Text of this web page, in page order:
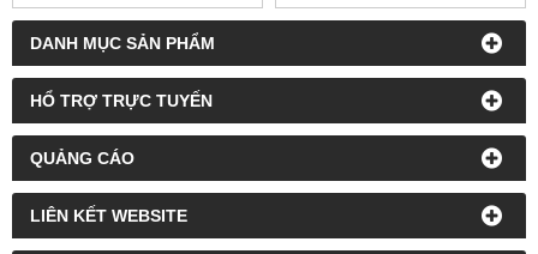
DANH MỤC SẢN PHẨM
HỔ TRỢ TRỰC TUYẾN
QUẢNG CÁO
LIÊN KẾT WEBSITE